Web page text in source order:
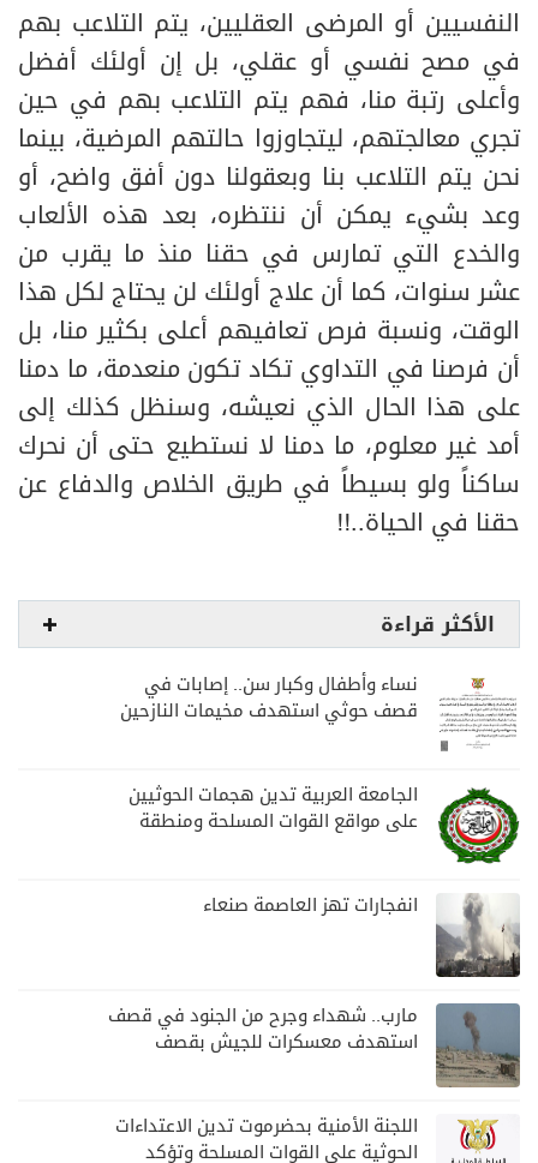
النفسيين أو المرضى العقليين، يتم التلاعب بهم
في مصح نفسي أو عقلي، بل إن أولئك أفضل
وأعلى رتبة منا، فهم يتم التلاعب بهم في حين
تجري معالجتهم، ليتجاوزوا حالتهم المرضية، بينما
نحن يتم التلاعب بنا وبعقولنا دون أفق واضح، أو
وعد بشيء يمكن أن ننتظره، بعد هذه الألعاب
والخدع التي تمارس في حقنا منذ ما يقرب من
عشر سنوات، كما أن علاج أولئك لن يحتاج لكل هذا
الوقت، ونسبة فرص تعافيهم أعلى بكثير منا، بل
أن فرصنا في التداوي تكاد تكون منعدمة، ما دمنا
على هذا الحال الذي نعيشه، وسنظل كذلك إلى
أمد غير معلوم، ما دمنا لا نستطيع حتى أن نحرك
ساكناً ولو بسيطاً في طريق الخلاص والدفاع عن
حقنا في الحياة..!!
الأكثر قراءة
نساء وأطفال وكبار سن.. إصابات في
قصف حوثي استهدف مخيمات النازحين
الجامعة العربية تدين هجمات الحوثيين
على مواقع القوات المسلحة ومنطقة
انفجارات تهز العاصمة صنعاء
مارب.. شهداء وجرح من الجنود في قصف
استهدف معسكرات للجيش بقصف
اللجنة الأمنية بحضرموت تدين الاعتداءات
الحوثية على القوات المسلحة وتؤكد